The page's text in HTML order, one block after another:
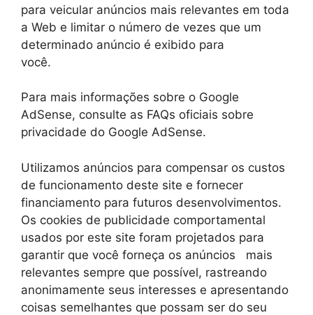
para veicular anúncios mais relevantes em toda
a Web e limitar o número de vezes que um
determinado anúncio é exibido para
você.
Para mais informações sobre o Google
AdSense, consulte as FAQs oficiais sobre
privacidade do Google AdSense.
Utilizamos anúncios para compensar os custos
de funcionamento deste site e fornecer
financiamento para futuros desenvolvimentos.
Os cookies de publicidade comportamental
usados ​​por este site foram projetados para
garantir que você forneça os anúncios mais
relevantes sempre que possível, rastreando
anonimamente seus interesses e apresentando
coisas semelhantes que possam ser do seu